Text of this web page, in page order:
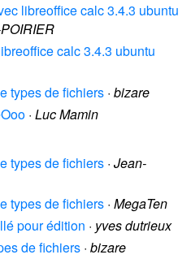
libreoffice calc 3.4.3 ubuntu
calc 3.4.3 ubuntu
types de fichiers · bizare
· Luc Mamin
types de fichiers · Jean-
types de fichiers · MegaTen
pour édition · yves dutrieux
de fichiers · bizare